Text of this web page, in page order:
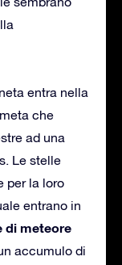
entra nella
che
ad una
Le stelle
per la loro
entrano in
di meteore
accumulo di